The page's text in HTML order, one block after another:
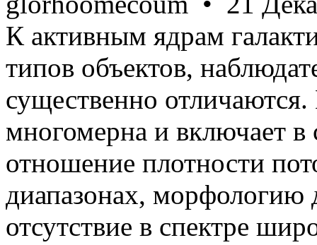
К активным ядрам
типов объектов,
существенно
многомерна и включает в
отношение плотности
диапазонах, морфологию
отсутствие в спектре